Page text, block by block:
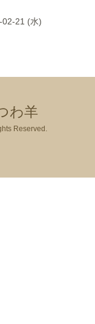
02-21 (水)
わ羊
Reserved.